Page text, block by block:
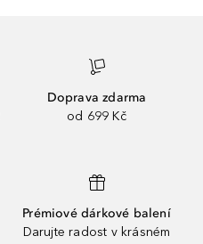
Doprava zdarma
od 699 Kč
Prémiové dárkové balení
Darujte radost v krásném